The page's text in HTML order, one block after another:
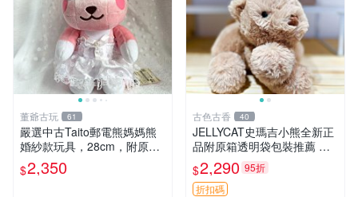
董爺古玩 61
嚴選中古Taito郵電熊媽媽熊
婚紗款玩具，28cm，附原
盒，保存極佳實拍，婚紗細節
清晰可見，偶像收藏推薦 婚
$2,350
古色古香 40
JELLYCAT史瑪吉小熊全新正
品附原箱透明袋包裝推薦 透
明袋 包裝盒 史瑪吉小熊
$2,290 95折
折扣碼